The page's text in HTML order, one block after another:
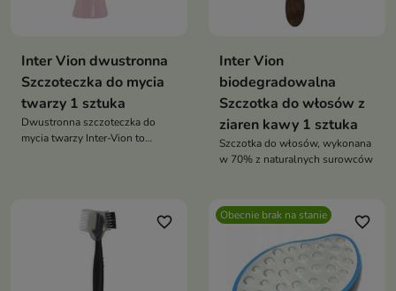
Inter Vion dwustronna
Szczoteczka do mycia
twarzy 1 sztuka
Dwustronna szczoteczka do
mycia twarzy Inter-Vion to
Inter Vion
biodegradowalna
Szczotka do włosów z
ziaren kawy 1 sztuka
Szczotka do włosów, wykonana
w 70% z naturalnych surowców
favorite_border Obecnie brak na stanie favorite_border